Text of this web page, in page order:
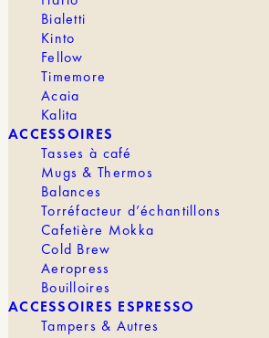
Bialetti
Kinto
Fellow
Timemore
Acaia
Kalita
ACCESSOIRES
Tasses à café
Mugs & Thermos
Balances
Torréfacteur d’échantillons
Cafetière Mokka
Cold Brew
Aeropress
Bouilloires
ACCESSOIRES ESPRESSO
Tampers & Autres
TRITAN FLOWER
TASSES
À PARTIR DE11,00
Le Tritan Flower est un dripper
conçu pour offrir une
et parfaitement maîtrisée.
Sa forme en fleur, signature de
japonaise CAFEC, favorise un